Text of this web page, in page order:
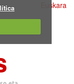
Euskara